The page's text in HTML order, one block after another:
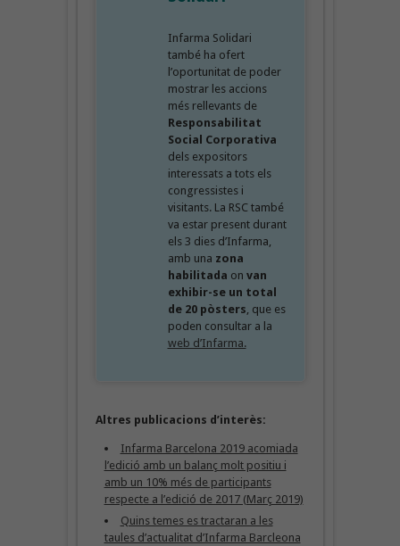
Infarma Solidari
també ha ofert
l’oportunitat de poder
mostrar les accions
més rellevants de
Responsabilitat
Social Corporativa
dels expositors
interessats a tots els
congressistes i
visitants. La RSC també
va estar present durant
els 3 dies d’Infarma,
amb una zona
habilitada on van
exhibir-se un total
de 20 pòsters , que es
poden consultar a la
web d’Infarma.
Altres publicacions d’interès:
Infarma Barcelona 2019 acomiada
l’edició amb un balanç molt positiu i
amb un 10% més de participants
respecte a l’edició de 2017 (Març 2019)
Quins temes es tractaran a les
taules d’actualitat d’Infarma Barcleona